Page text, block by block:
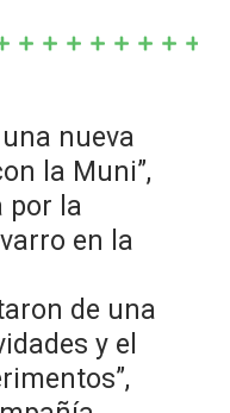
nueva
la Muni”,
por la
en la
de una
y el